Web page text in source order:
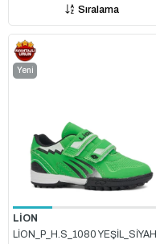
Sıralama
LİON
LİON_P_H.S_1080 YEŞİL_SİYAH
Yeni